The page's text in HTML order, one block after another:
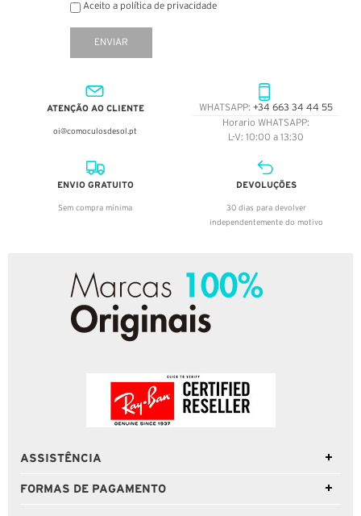
Aceito a política de privacidade
ENVIAR
ATENÇÃO AO CLIENTE
oi@comoculosdesol.pt
WHATSAPP: +34 663 34 44 55
Horario WHATSAPP:
L-V: 10:00 a 13:30
ENVIO GRATUITO
Sem compra mínima
DEVOLUÇÕES
30 dias para devolver
independentemente do motivo
ASSISTÊNCIA
FORMAS DE PAGAMENTO